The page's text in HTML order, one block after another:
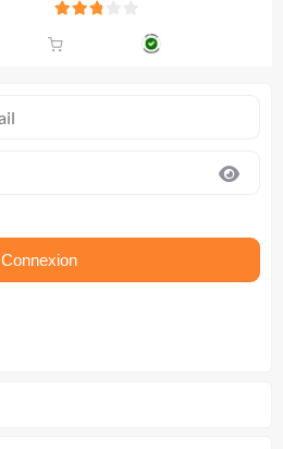
Connexion
35.000 CFA.